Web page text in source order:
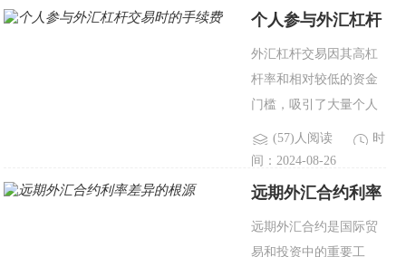
点差、保证金利息等组
行每笔交易支付的费
用，通..
个人参与外汇杠杆
外汇杠杆交易因其高杠
杆率和相对较低的资金
门槛，吸引了大量个人
投资者。然而，外汇杠
杆交易并非仅仅是资金
的投入和收益的计算，
的考量。对于个人投资
(57)人阅读
时
间：2024-08-26
远期外汇合约利率
远期外汇合约是国际贸
易和投资中的重要工